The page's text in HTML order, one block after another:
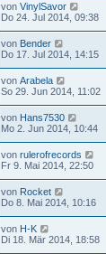
von VinylSavor
Do 24. Jul 2014, 09:38
von Bender
Do 17. Jul 2014, 14:15
von Arabela
So 29. Jun 2014, 11:02
von Hans7530
Mo 2. Jun 2014, 10:44
von rulerofrecords
Fr 9. Mai 2014, 22:50
von Rocket
Do 8. Mai 2014, 10:16
von H-K
Di 18. Mär 2014, 18:58